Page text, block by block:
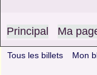
Principal Ma
Tous les billets Mon